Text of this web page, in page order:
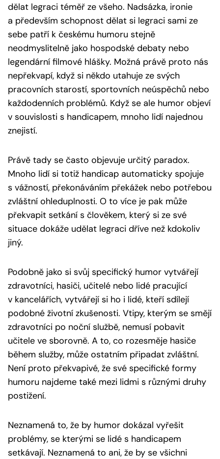
dělat legraci téměř ze všeho. Nadsázka, ironie
a především schopnost dělat si legraci sami ze
sebe patří k českému humoru stejně
neodmyslitelně jako hospodské debaty nebo
legendární filmové hlášky. Možná právě proto nás
nepřekvapí, když si někdo utahuje ze svých
pracovních starostí, sportovních neúspěchů nebo
každodenních problémů. Když se ale humor objeví
v souvislosti s handicapem, mnoho lidí najednou
znejistí.
Právě tady se často objevuje určitý paradox.
Mnoho lidí si totiž handicap automaticky spojuje
s vážností, překonáváním překážek nebo potřebou
zvláštní ohleduplnosti. O to více je pak může
překvapit setkání s člověkem, který si ze své
situace dokáže udělat legraci dříve než kdokoliv
jiný.
Podobně jako si svůj specifický humor vytvářejí
zdravotníci, hasiči, učitelé nebo lidé pracující
v kancelářích, vytvářejí si ho i lidé, kteří sdílejí
podobné životní zkušenosti. Vtipy, kterým se smějí
zdravotníci po noční službě, nemusí pobavit
učitele ve sborovně. A to, co rozesměje hasiče
během služby, může ostatním připadat zvláštní.
Není proto překvapivé, že své specifické formy
humoru najdeme také mezi lidmi s různými druhy
postižení.
Neznamená to, že by humor dokázal vyřešit
problémy, se kterými se lidé s handicapem
setkávají. Neznamená to ani, že by se všichni